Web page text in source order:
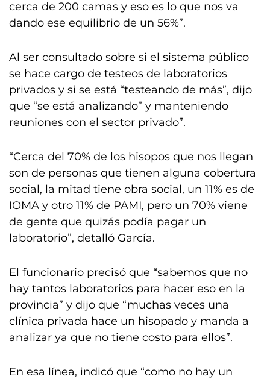
cerca de 200 camas y eso es lo que nos va
dando ese equilibrio de un 56%”.
Al ser consultado sobre si el sistema público
se hace cargo de testeos de laboratorios
privados y si se está “testeando de más”, dijo
que “se está analizando” y manteniendo
reuniones con el sector privado”.
“Cerca del 70% de los hisopos que nos llegan
son de personas que tienen alguna cobertura
social, la mitad tiene obra social, un 11% es de
IOMA y otro 11% de PAMI, pero un 70% viene
de gente que quizás podía pagar un
laboratorio”, detalló García.
El funcionario precisó que “sabemos que no
hay tantos laboratorios para hacer eso en la
provincia” y dijo que “muchas veces una
clínica privada hace un hisopado y manda a
analizar ya que no tiene costo para ellos”.
En esa línea, indicó que “como no hay un